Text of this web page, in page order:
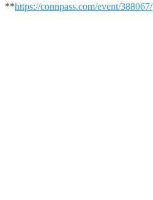
**https://connpass.com/event/388067/